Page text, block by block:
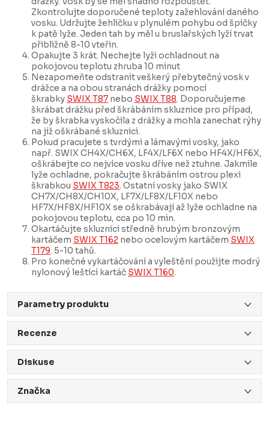
Zkontrolujte doporučené teploty zažehlování daného
vosku. Udržujte žehličku v plynulém pohybu od špičky
k patě lyže. Jeden tah by měl u bruslařských lyží trvat
přibližně 8-10 vteřin.
Opakujte 3 krát. Nechejte lyži ochladnout na
pokojovou teplotu zhruba 10 minut
Nezapomeňte odstranit veškerý přebytečný vosk v
drážce a na obou stranách drážky pomocí
škrabky SWIX T87 nebo SWIX T88. Doporučujeme
škrábat drážku před škrábáním skluznice pro případ,
že by škrabka vyskočila z drážky a mohla zanechat rýhy
na již oškrábané skluznici.
Pokud pracujete s tvrdými a lámavými vosky, jako
např. SWIX CH4X/CH6X, LF4X/LF6X nebo HF4X/HF6X,
oškrábejte co nejvíce vosku dříve než ztuhne. Jakmile
lyže ochladne, pokračujte škrábáním ostrou plexi
škrabkou SWIX T823. Ostatní vosky jako SWIX
CH7X/CH8X/CH10X, LF7X/LF8X/LF10X nebo
HF7X/HF8X/HF10X se oškrabávají až lyže ochladne na
pokojovou teplotu, cca po 10 min.
Okartáčujte skluznici středně hrubým bronzovým
kartáčem SWIX T162 nebo ocelovým kartáčem SWIX
T179. 5-10 tahů.
Pro konečné vykartáčování a vyleštění použijte modrý
nylonový leštící kartáč SWIX T160.
Parametry produktu
Recenze
Diskuse
Značka